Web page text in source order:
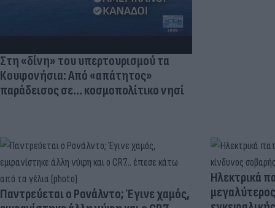
Στη «δίνη» του υπερτουρισμού τα
Κουφονήσια: Από «απάτητος»
παράδεισος σε... κοσμοπολίτικο νησί
Παντρεύεται ο Ρονάλντο; Έγινε χαμός,
Ηλεκτρικά